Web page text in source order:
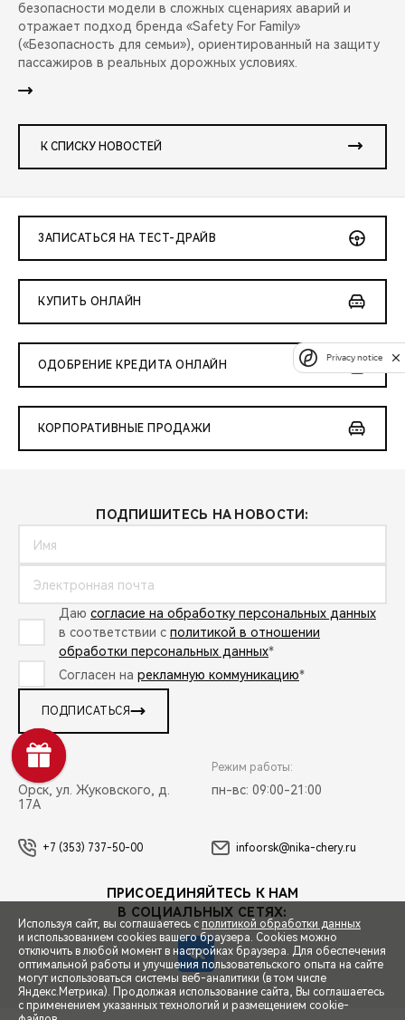
СПЕЦПРЕДЛОЖЕНИЯ
безопасности модели в сложных сценариях аварий и
отражает подход бренда «Safety For Family»
(«Безопасность для семьи»), ориентированный на защиту
пассажиров в реальных дорожных условиях.
К СПИСКУ НОВОСТЕЙ
ЗАПИСАТЬСЯ НА ТЕСТ-ДРАЙВ
КУПИТЬ ОНЛАЙН
ОДОБРЕНИЕ КРЕДИТА ОНЛАЙН
КОРПОРАТИВНЫЕ ПРОДАЖИ
ПОДПИШИТЕСЬ НА НОВОСТИ:
Даю согласие на обработку персональных данных
в соответствии с политикой в отношении
обработки персональных данных*
Согласен на рекламную коммуникацию*
ПОДПИСАТЬСЯ
Адрес:
Орск, ул. Жуковского, д.
17А
Режим работы:
пн-вс: 09:00-21:00
+7 (353) 737-50-00 infoorsk@nika-chery.ru
ПРИСОЕДИНЯЙТЕСЬ К НАМ
В СОЦИАЛЬНЫХ СЕТЯХ:
Используя сайт, вы соглашаетесь с политикой обработки данных
и использованием cookies вашего браузера. Cookies можно
отключить в любой момент в настройках браузера. Для обеспечения
оптимальной работы и улучшения пользовательского опыта на сайте
могут использоваться системы веб-аналитики (в том числе
Яндекс.Метрика). Продолжая использование сайта, Вы соглашаетесь
с применением указанных технологий и размещением cookie-
Privacy notice